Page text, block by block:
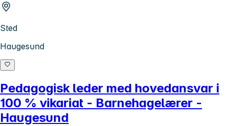
Sted
Haugesund
Pedagogisk leder med hovedansvar i
100 % vikariat - Barnehagelærer -
Haugesund